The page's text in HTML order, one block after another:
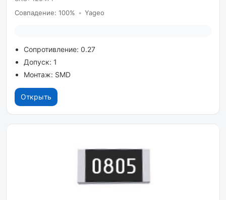
Совпадение: 100% • Yageo
Сопротивление: 0.27
Допуск: 1
Монтаж: SMD
Открыть